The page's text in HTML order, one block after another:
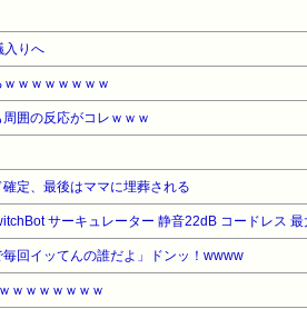
入りへ
ｗｗｗｗｗｗｗ
囲の反応がコレｗｗｗ
定、最後はママに埋葬される
回イッてんの誰だよ」ドンッ！wwww
ｗｗｗｗｗｗｗ